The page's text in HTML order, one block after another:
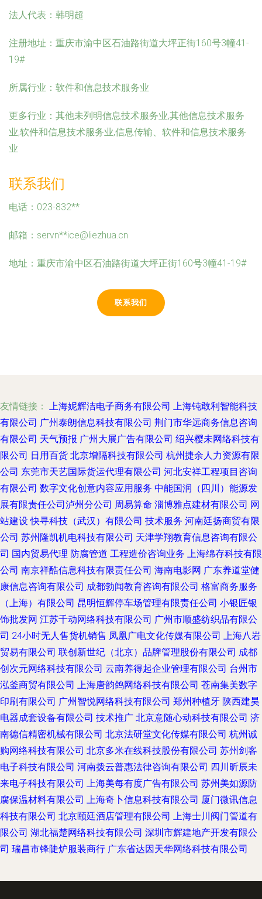
法人代表： 韩明超
注册地址： 重庆市渝中区石油路街道大坪正街160号3幢41-
19#
所属行业： 软件和信息技术服务业
更多行业： 其他未列明信息技术服务业,其他信息技术服务
业,软件和信息技术服务业,信息传输、软件和信息技术服务
业
联系我们
电话：023-832**
邮箱：servn**ice@liezhua.cn
地址：重庆市渝中区石油路街道大坪正街160号3幢41-19#
联系我们
友情链接： 上海妮辉洁电子商务有限公司 上海钝敢利智能科技
有限公司 广州泰朗信息科技有限公司 荆门市华远商务信息咨询
有限公司 天气预报 广州大展广告有限公司 绍兴樱未网络科技有
限公司 日用百货 北京增隔科技有限公司 杭州捷余人力资源有限
公司 东莞市天艺国际货运代理有限公司 河北安祥工程项目咨询
有限公司 数字文化创意内容应用服务 中能国润（四川）能源发
展有限责任公司泸州分公司 周易算命 淄博雅点建材有限公司 网
站建设 快寻科技（武汉）有限公司 技术服务 河南廷扬商贸有限
公司 苏州隆凯机电科技有限公司 天津学翔教育信息咨询有限公
司 国内贸易代理 防腐管道 工程造价咨询业务 上海绵存科技有限
公司 南京祥酷信息科技有限责任公司 海南电影网 广东养道堂健
康信息咨询有限公司 成都勃闻教育咨询有限公司 格富商务服务
（上海）有限公司 昆明恒辉停车场管理有限责任公司 小银匠银
饰批发网 江苏千动网络科技有限公司 广州市顺盛纺织品有限公
司 24小时无人售货机销售 凤凰广电文化传媒有限公司 上海八岩
贸易有限公司 联创新世纪（北京）品牌管理股份有限公司 成都
创次元网络科技有限公司 云南养得起企业管理有限公司 台州市
泓釜商贸有限公司 上海唐韵鸽网络科技有限公司 苍南集美数字
印刷有限公司 广州智悦网络科技有限公司 郑州种植牙 陕西建昊
电器成套设备有限公司 技术推广 北京意随心动科技有限公司 济
南德信精密机械有限公司 北京法研堂文化传媒有限公司 杭州诚
购网络科技有限公司 北京多米在线科技股份有限公司 苏州剑客
电子科技有限公司 河南拨云普惠法律咨询有限公司 四川昕辰未
来电子科技有限公司 上海美每有度广告有限公司 苏州美如源防
腐保温材料有限公司 上海奇卜信息科技有限公司 厦门微讯信息
科技有限公司 北京颐廷酒店管理有限公司 上海士川阀门管道有
限公司 湖北福楚网络科技有限公司 深圳市辉建地产开发有限公
司 瑞昌市锋陡炉服装商行 广东省达因天华网络科技有限公司